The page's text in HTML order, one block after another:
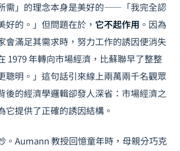
需」的理念本身是美好的——「我完全認
好的。」但問題在於， 它不起作用 。因為
會滿足其需求時，努力工作的誘因便消失
1979 年轉向市場經濟，比蘇聯早了整整
明。」這句話引來線上兩萬兩千名觀眾
後的經濟學邏輯卻發人深省：市場經濟之
它提供了正確的誘因結構。
。Aumann 教授回憶童年時，母親分巧克